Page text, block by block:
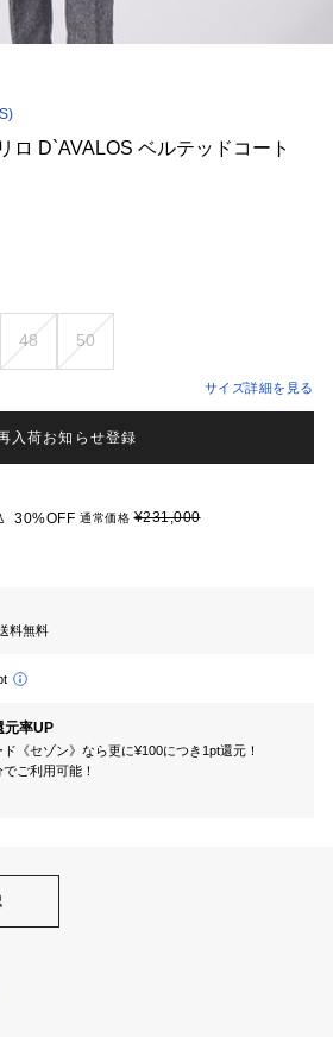
ロ D`AVALOS ベルテッドコート
48 50
サイズ詳細を見る
入荷お知らせ登録
30%OFF 通常価格¥231,000
料無料
元率UP
《セゾン》なら更に¥100につき1pt還元！
ご利用可能！